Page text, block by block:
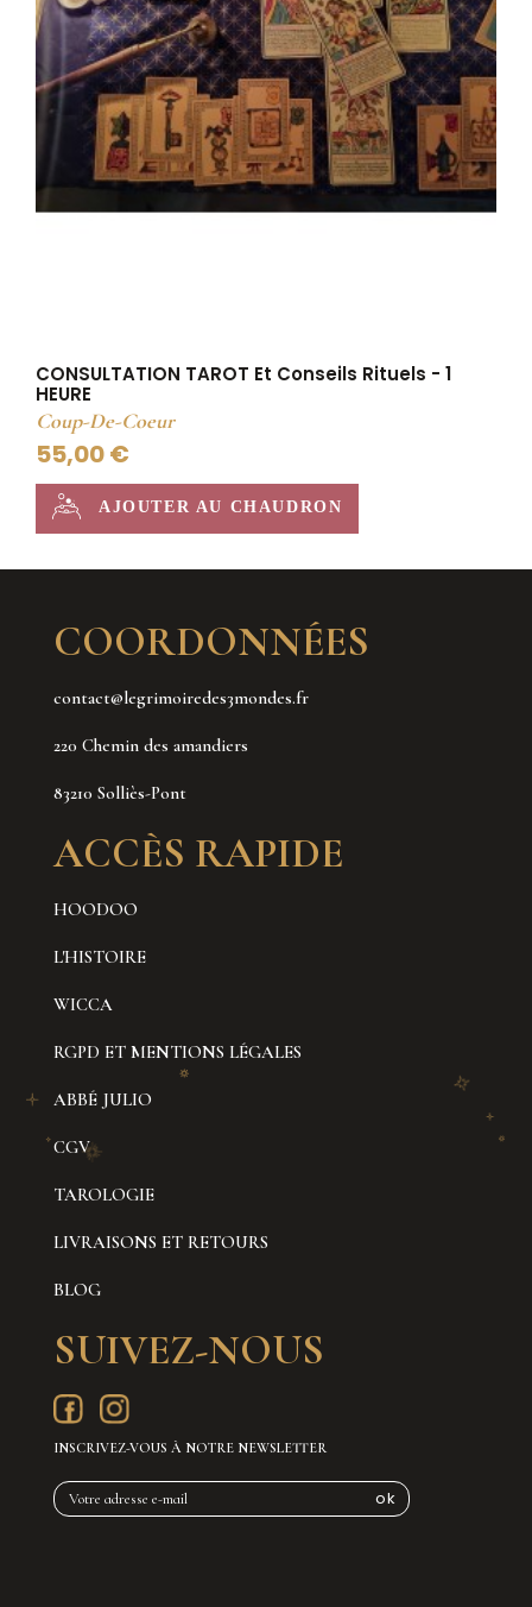
CONSULTATION TAROT Et Conseils Rituels - 1
HEURE
Coup-De-Coeur
55,00 €
AJOUTER AU CHAUDRON
COORDONNÉES
contact@legrimoiredes3mondes.fr
220 Chemin des amandiers
83210 Solliès-Pont
ACCÈS RAPIDE
HOODOO
L'HISTOIRE
WICCA
RGPD ET MENTIONS LÉGALES
ABBÉ JULIO
CGV
TAROLOGIE
LIVRAISONS ET RETOURS
BLOG
SUIVEZ-NOUS
INSCRIVEZ-VOUS À NOTRE NEWSLETTER